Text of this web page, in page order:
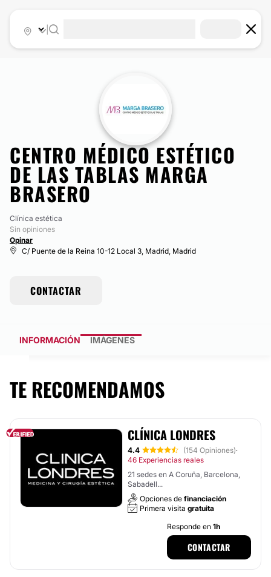
CENTRO MÉDICO ESTÉTICO
DE LAS TABLAS MARGA
BRASERO
Clínica estética
Sin opiniones
Opinar
C/ Puente de la Reina 10-12 Local 3, Madrid, Madrid
CONTACTAR
INFORMACIÓN IMÁGENES
TE RECOMENDAMOS
CLÍNICA LONDRES
4.4 (154 Opiniones)·
46 Experiencias reales
21 sedes en A Coruña, Barcelona,
Sabadell...
Opciones de financiación
Primera visita gratuita
Responde en 1h
CONTACTAR